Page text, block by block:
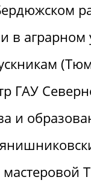
в аграрном
ГАУ
и
мастеровой